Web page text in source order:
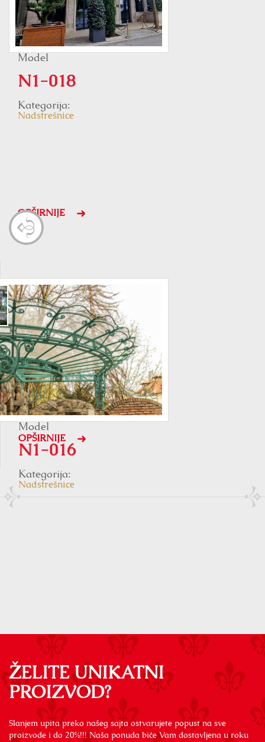
Model
N1-018
Kategorija:
Nadstrešnice
OPŠIRNIJE
Model
N1-016
Kategorija:
Nadstrešnice
OPŠIRNIJE
ŽELITE UNIKATNI
PROIZVOD?
Slanjem upita preko našeg sajta ostvarujete popust na sve
proizvode i do 20%!!! Naša ponuda biće Vam dostavljena u roku